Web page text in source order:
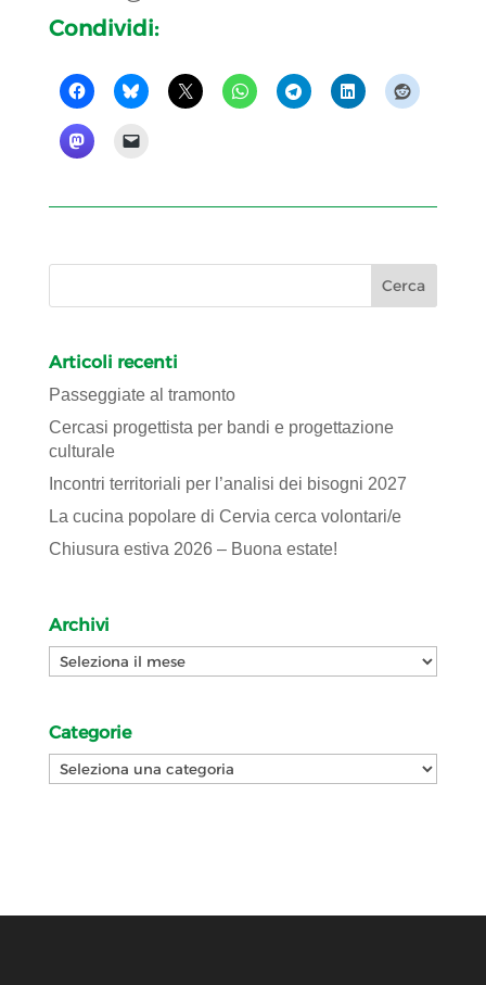
Condividi:
Articoli recenti
Passeggiate al tramonto
Cercasi progettista per bandi e progettazione
culturale
Incontri territoriali per l’analisi dei bisogni 2027
La cucina popolare di Cervia cerca volontari/e
Chiusura estiva 2026 – Buona estate!
Archivi
Archivi
Categorie
Categorie